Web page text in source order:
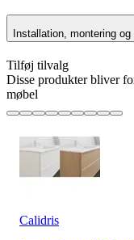
Installation, montering og
Tilføj tilvalg
Disse produkter bliver
møbel
Calidris